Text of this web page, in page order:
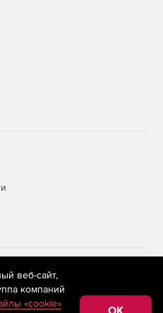
применяются
(информационные технологии
основе сбора,
относящихся к
веб-сайт,
компаний
«cookie»
OK